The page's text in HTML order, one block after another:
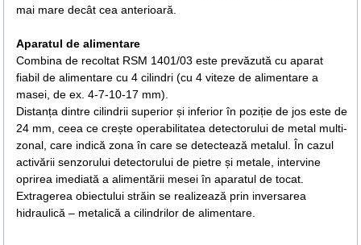
mai mare decât cea anterioară.
Aparatul de alimentare
Combina de recoltat RSM 1401/03 este prevăzută cu aparat
fiabil de alimentare cu 4 cilindri (cu 4 viteze de alimentare a
masei, de ex. 4-7-10-17 mm).
Distanța dintre cilindrii superior și inferior în poziție de jos este de
24 mm, ceea ce crește operabilitatea detectorului de metal multi-
zonal, care indică zona în care se detectează metalul. În cazul
activării senzorului detectorului de pietre și metale, intervine
oprirea imediată a alimentării mesei în aparatul de tocat.
Extragerea obiectului străin se realizează prin inversarea
hidraulică – metalică a cilindrilor de alimentare.